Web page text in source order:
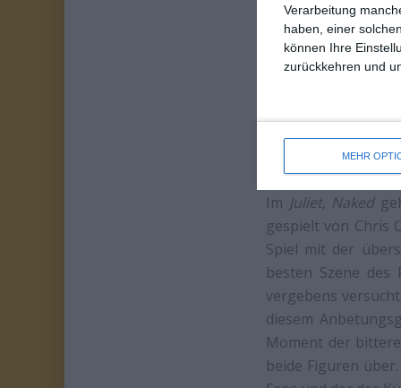
Verarbeitung
haben, einer
können Ihre
zurückkehren und
MEHR
Im Juliet, Naked
gespielt von Chris
Spiel mit der
besten Szene
vergebens
diesem
Moment der
beide Figuren